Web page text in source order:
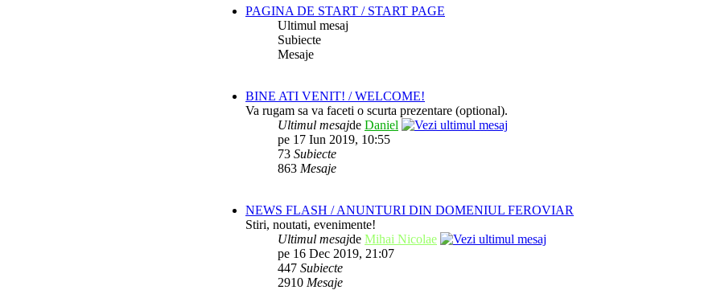
PAGINA DE START / START PAGE
Ultimul mesaj
Subiecte
Mesaje
BINE ATI VENIT! / WELCOME!
Va rugam sa va faceti o scurta prezentare (optional).
Ultimul mesajde Daniel
pe 17 Iun 2019, 10:55
73 Subiecte
863 Mesaje
NEWS FLASH / ANUNTURI DIN DOMENIUL FEROVIAR
Stiri, noutati, evenimente!
Ultimul mesajde Mihai Nicolae
pe 16 Dec 2019, 21:07
447 Subiecte
2910 Mesaje